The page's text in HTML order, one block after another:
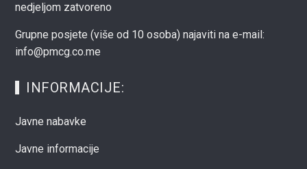
nedjeljom zatvoreno
Grupne posjete (više od 10 osoba) najaviti na e-mail:
info@pmcg.co.me
INFORMACIJE:
Javne nabavke
Javne informacije